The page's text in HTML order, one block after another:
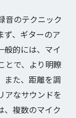
音のテクニック
ず、ギターのア
般的には、マイ
とで、より明瞭
また、距離を調
アなサウンドを
、複数のマイク